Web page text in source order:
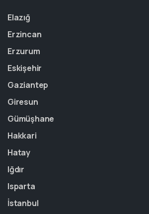
Elazığ
Erzincan
Erzurum
Eskişehir
Gaziantep
Giresun
Gümüşhane
Hakkari
Hatay
Iğdır
Isparta
İstanbul